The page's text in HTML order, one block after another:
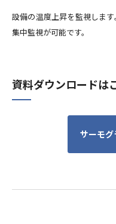
設備の温度上昇を監視しま
集中監視が可能です。
資料ダウンロードは
サーモ